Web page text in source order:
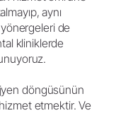
aynı
yönergeleri de
kliniklerde
döngüsünün
etmektir. Ve